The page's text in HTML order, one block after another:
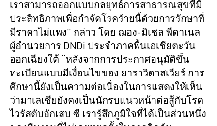
เราสามารถออกแบบกลยุทธ์การสาธารณสุขที่มี
ประสิทธิภาพเพื่อกำจัดโรคร้ายนี้ด้วยการรักษาที่
มีราคาไม่แพง” กล่าว โดย ฌอง-มิเชล พีดาเนล
ผู้อำนวยการ DNDi ประจำภาคพื้นเอเชียตะวัน
ออกเฉียงใต้ “หลังจากการประกาศอนุมัติขึ้น
ทะเบียนแบบมีเงื่อนไขของ ยาราวิดาสเวียร์ การ
ศึกษานี้ยังเป็นความต่อเนื่องในการแสดงให้เห็น
ว่ามาเลเซียยังคงเป็นนักรบแนวหน้าต่อสู้กับโรค
ไวรัสตับอักเสบ ซี เรารู้สึกภูมิใจที่ได้เป็นส่วนหนึ่ง